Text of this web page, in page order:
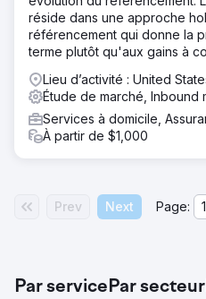
réside dans une approche
référencement qui donne la
terme plutôt qu'aux gains à
Lieu d’activité : United
Étude de marché, Inbound
Services à domicile,
À partir de $1,000
Prev Next Page:
Par servicePar secteur